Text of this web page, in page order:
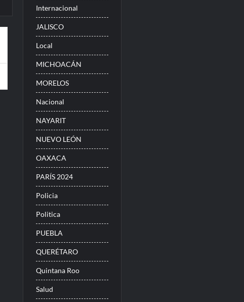
Internacional
JALISCO
Local
MICHOACÁN
MORELOS
Nacional
NAYARIT
NUEVO LEÓN
OAXACA
PARÍS 2024
Policia
Politica
PUEBLA
QUERÉTARO
Quintana Roo
Salud